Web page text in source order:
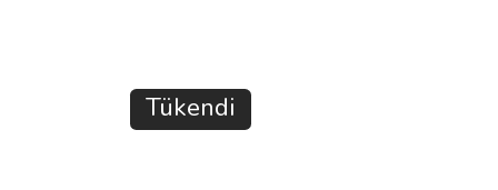
Tükendi